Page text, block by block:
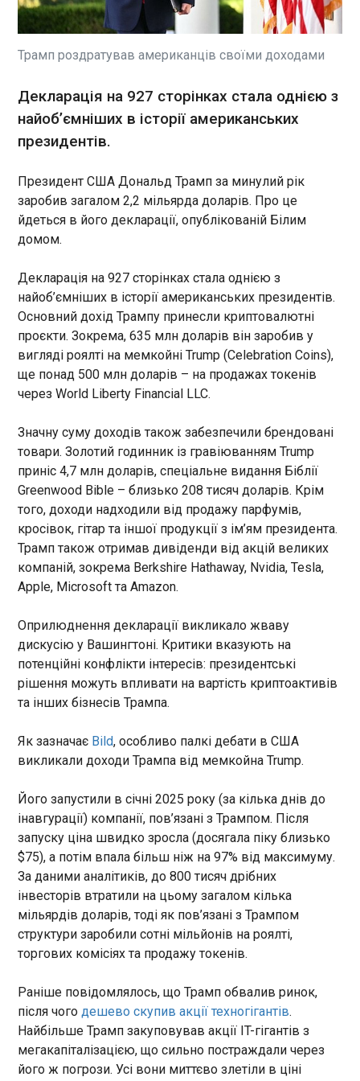
внаслідок ударів Сил
оборони виведено з ладу
42,74% від загальної
нафтопереробки Росії. Це
рекордний простій,
повідомив Генштаб ЗСУ в
вісім нафтопереробних
заводів. Ліквідовано або
критично пошкоджено понад
42% – із сирою нафтою.
ЧИТАТЬ
Нацбанк купив долари вперше з початку року
Національний банк України підтримує обсяги
продажу валюти на рекордному рівні і вперше
купив долари. Про це свідчать дані на сайті
регулятора у суботу, 4 липня. Так, на поточному
ринку, що практично відповідає показнику
минулого тижня (1 млрд 396 млн доларів). Цей
обсяг є шостим з початку року. Вже четвертий
тиждень поспіль регулятор продає понад 1 млрд
доларів.
ЧИТАТЬ
Футболіст Челсі розкритикував АПЛ і
порівняв з Бундеслігою та Ла Лігою
14:47:01
Півзахисник клубу Челсі Коул Палмер у
Прем’єр-ліга все більше стає зосередженою на
фізичній складовій, боротьбі та атлетизмі. На
його думку, в АПЛ все частіше результат матчів
залежить від боротьби та стандартних
положень, що призводить до того, що м’яч
проводить у грі значно менше часу. Палмер
додав, що це негативно впливає на
видовищність, але відповідає сучасним умовам
ліги.
ДТП на Миколаївщині: з'явились нові
подробиці
14:32:29
загиблими могла статись через дії водія Nissan
Murano. Про це повідомила Нацполіція в суботу,
4 липня. "За даними свідків, автоаварія могла
статись через порушення правил дорожнього
руху водієм Nissan Murano, який рухався у
зустрічному напрямку відносно мікроавтобуса",
ЧИТАТЬ
Графіки повернулися, похолодання може не
допомогти. Чому ситуація зі світлом значно
14:21:12
Із 30 червня повернулися
графіки знеструмлення .
Найперше вони зачіпають
промисловість та бізнес, який
вже кілька днів мусить
працювати в умовах
обмеженої потужності.
Однак населення також
поступово починає і на собі
електроенергії, що стрімко
зростав у перші дні липня.
Найкритичнішим для
енергосистеми часом були
вечірні години (у проміжку
17:00-19:00), коли
ЧИТАТЬ
ГУР знищило російський винищувач МіГ-29 в
Криму
У тимчасово окупованому Криму знищено
російський винищувач МіГ-29. Про це
повідомило Головне управління розвідки (ГУР)
Міноборони в суботу, 4 липня. "У ніч з 25 на 26
червня… майстри Департаменту безпілотних
Трамп роздратував американців своїми доходами
Декларація на 927 сторінках стала однією з
найоб’ємніших в історії американських
президентів.
Президент США Дональд Трамп за минулий рік
заробив загалом 2,2 мільярда доларів. Про це
йдеться в його декларації, опублікованій Білим
домом.
Декларація на 927 сторінках стала однією з
найоб’ємніших в історії американських президентів.
Основний дохід Трампу принесли криптовалютні
проєкти. Зокрема, 635 млн доларів він заробив у
вигляді роялті на мемкойні Trump (Celebration Coins),
ще понад 500 млн доларів – на продажах токенів
через World Liberty Financial LLC.
Значну суму доходів також забезпечили брендовані
товари. Золотий годинник із гравіюванням Trump
приніс 4,7 млн доларів, спеціальне видання Біблії
Greenwood Bible – близько 208 тисяч доларів. Крім
того, доходи надходили від продажу парфумів,
кросівок, гітар та іншої продукції з ім’ям президента.
Трамп також отримав дивіденди від акцій великих
компаній, зокрема Berkshire Hathaway, Nvidia, Tesla,
Apple, Microsoft та Amazon.
Оприлюднення декларації викликало жваву
дискусію у Вашингтоні. Критики вказують на
потенційні конфлікти інтересів: президентські
рішення можуть впливати на вартість криптоактивів
та інших бізнесів Трампа.
Як зазначає Bild, особливо палкі дебати в США
викликали доходи Трампа від мемкойна Trump.
Його запустили в січні 2025 року (за кілька днів до
інавгурації) компанії, пов’язані з Трампом. Після
запуску ціна швидко зросла (досягала піку близько
$75), а потім впала більш ніж на 97% від максимуму.
За даними аналітиків, до 800 тисяч дрібних
інвесторів втратили на цьому загалом кілька
мільярдів доларів, тоді як пов’язані з Трампом
структури заробили сотні мільйонів на роялті,
торгових комісіях та продажу токенів.
Раніше повідомлялось, що Трамп обвалив ринок,
після чогодешево скупив акції техногігантів.
Найбільше Трамп закуповував акції IT-гігантів з
мегакапіталізацією, що сильно постраждали через
його ж погрози. Усі вони миттєво злетіли в ціні